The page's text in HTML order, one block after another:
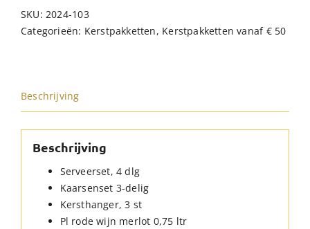
SKU:2024-103
Categorieën: Kerstpakketten, Kerstpakketten vanaf € 50
Beschrijving
Beschrijving
Serveerset, 4 dlg
Kaarsenset 3-delig
Kersthanger, 3 st
Pl rode wijn merlot 0,75 ltr